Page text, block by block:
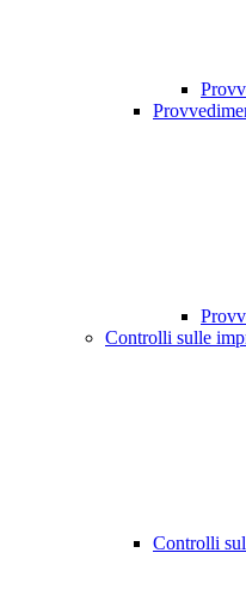
Controlli sulle
Controlli